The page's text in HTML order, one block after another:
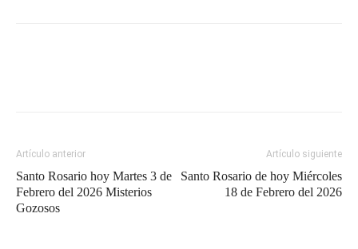
Artículo anterior
Santo Rosario hoy Martes 3 de
Febrero del 2026 Misterios
Gozosos
Artículo siguiente
Santo Rosario de hoy Miércoles
18 de Febrero del 2026